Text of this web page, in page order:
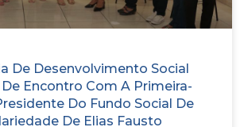
De Desenvolvimento Social
Encontro Com A Primeira-
Do Fundo Social De
De Elias Fausto